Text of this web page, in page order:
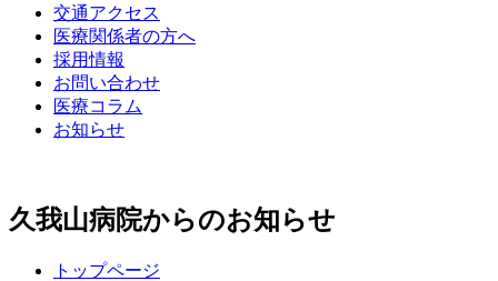
交通アクセス
医療関係者の方へ
採用情報
お問い合わせ
医療コラム
お知らせ
久我山病院からのお知らせ
トップページ